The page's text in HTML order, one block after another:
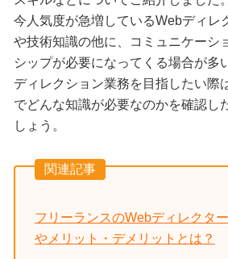
今人気度が急増しているWebディレ
や技術知識の他に、コミュニケーシ
シップが必要になってくる場合が多
ディレクション業務を目指したい際
でどんな知識が必要なのかを確認し
しょう。
関連記事
フリーランスのWebディレクタ
やメリット・デメリットとは？